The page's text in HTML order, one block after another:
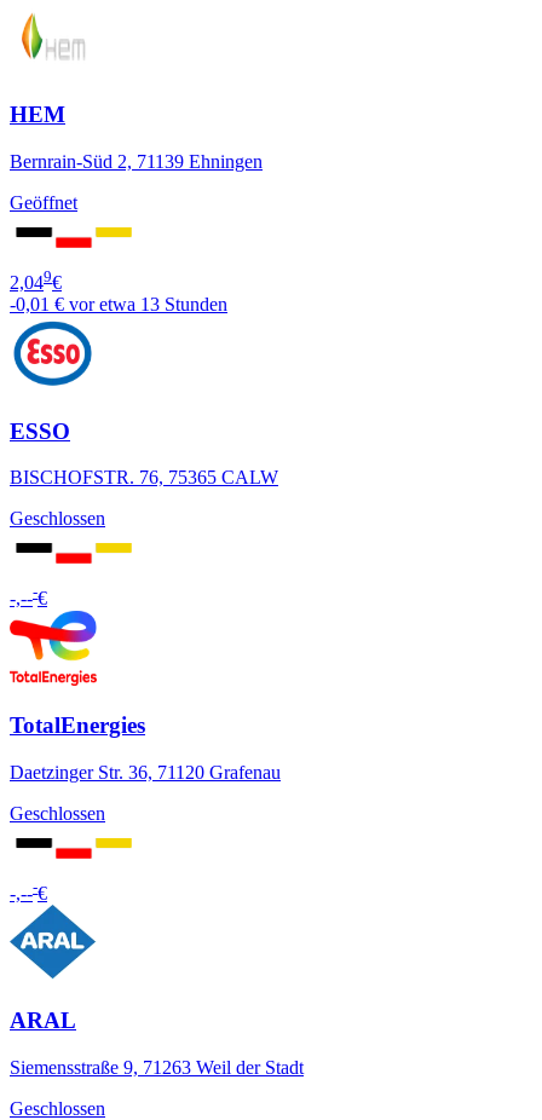
HEM
Bernrain-Süd 2, 71139 Ehningen
Geöffnet
2,049€
-0,01 € vor etwa 13 Stunden
ESSO
BISCHOFSTR. 76, 75365 CALW
Geschlossen
-,---€
TotalEnergies
Daetzinger Str. 36, 71120 Grafenau
Geschlossen
-,---€
ARAL
Siemensstraße 9, 71263 Weil der Stadt
Geschlossen